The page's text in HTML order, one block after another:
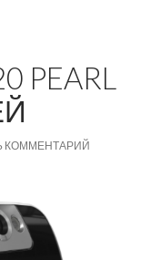
PEARL
КОММЕНТАРИЙ